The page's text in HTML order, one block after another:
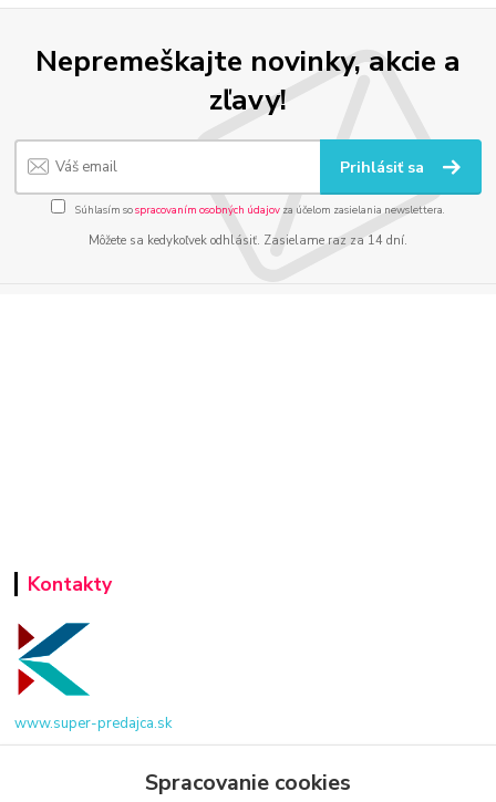
Nepremeškajte novinky, akcie a
zľavy!
Prihlásiť sa
Súhlasím sospracovaním osobných údajov za účelom zasielania newslettera.
Môžete sa kedykoľvek odhlásiť. Zasielame raz za 14 dní.
Kontakty
www.super-predajca.sk
Spracovanie cookies